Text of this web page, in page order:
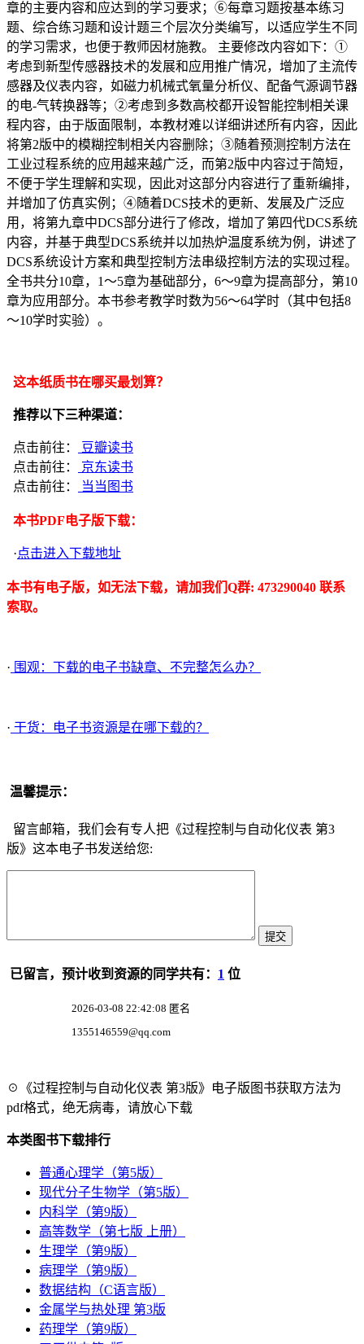
章的主要内容和应达到的学习要求；⑥每章习题按基本练习
题、综合练习题和设计题三个层次分类编写，以适应学生不同
的学习需求，也便于教师因材施教。 主要修改内容如下：①
考虑到新型传感器技术的发展和应用推广情况，增加了主流传
感器及仪表内容，如磁力机械式氧量分析仪、配备气源调节器
的电-气转换器等；②考虑到多数高校都开设智能控制相关课
程内容，由于版面限制，本教材难以详细讲述所有内容，因此
将第2版中的模糊控制相关内容删除；③随着预测控制方法在
工业过程系统的应用越来越广泛，而第2版中内容过于简短，
不便于学生理解和实现，因此对这部分内容进行了重新编排，
并增加了仿真实例；④随着DCS技术的更新、发展及广泛应
用，将第九章中DCS部分进行了修改，增加了第四代DCS系统
内容，并基于典型DCS系统并以加热炉温度系统为例，讲述了
DCS系统设计方案和典型控制方法串级控制方法的实现过程。
全书共分10章，1～5章为基础部分，6～9章为提高部分，第10
章为应用部分。本书参考教学时数为56～64学时（其中包括8
～10学时实验）。
这本纸质书在哪买最划算？
推荐以下三种渠道：
点击前往：
豆瓣读书
点击前往：
京东读书
点击前往：
当当图书
本书PDF电子版下载：
·点击进入下载地址
本书有电子版，如无法下载，请加我们Q群: 473290040 联系
索取。
· 围观：下载的电子书缺章、不完整怎么办？
· 干货：电子书资源是在哪下载的？
温馨提示：
留言邮箱，我们会有专人把《过程控制与自动化仪表 第3
版》这本电子书发送给您:
已留言，预计收到资源的同学共有： 1 位
2026-03-08 22:42:08 匿名
1355146559@qq.com
☉《过程控制与自动化仪表 第3版》电子版图书获取方法为
pdf格式，绝无病毒，请放心下载
本类图书下载排行
普通心理学（第5版）
现代分子生物学（第5版）
内科学（第9版）
高等数学（第七版 上册）
生理学（第9版）
病理学（第9版）
数据结构（C语言版）
金属学与热处理 第3版
药理学（第9版）